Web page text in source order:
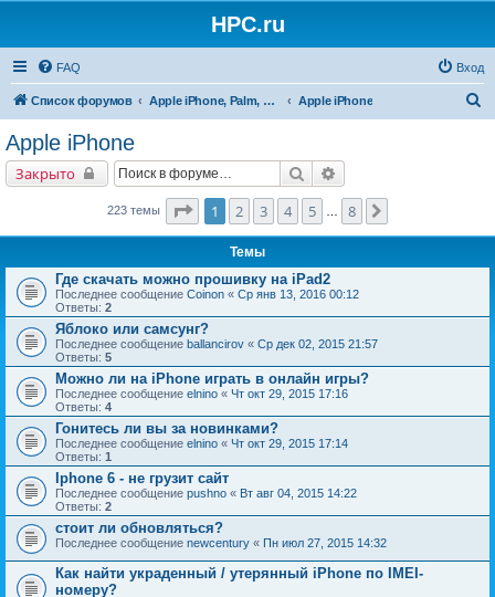
HPC.ru
FAQ Вход
Список форумов Apple iPhone, Palm, Symbian, Linux и прочие Apple iPhone
Apple iPhone
Закрыто Поиск
223 темы Страница1 из
1 2 3 4 5 8
Темы
Где скачать можно прошивку на iPad2
Последнее сообщение Coinon « Ср янв 13, 2016 00:12
Ответы: 2
Яблоко или самсунг?
Последнее сообщение ballancirov « Ср дек 02, 2015 21:57
Ответы: 5
Можно ли на iPhone играть в онлайн игры?
Последнее сообщение elnino « Чт окт 29, 2015 17:16
Ответы: 4
Гонитесь ли вы за новинками?
Последнее сообщение elnino « Чт окт 29, 2015 17:14
Ответы: 1
Iphone 6 - не грузит сайт
Последнее сообщение pushno « Вт авг 04, 2015 14:22
Ответы: 2
стоит ли обновляться?
Последнее сообщение newcentury « Пн июл 27, 2015 14:32
Как найти украденный / утерянный iPhone по IMEI-
номеру?